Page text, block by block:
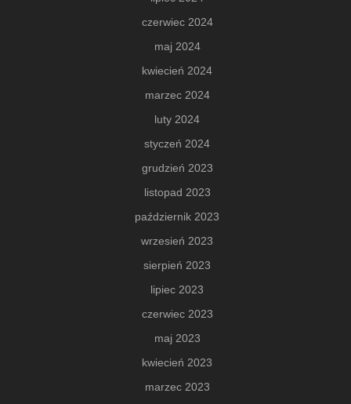
czerwiec 2024
maj 2024
kwiecień 2024
marzec 2024
luty 2024
styczeń 2024
grudzień 2023
listopad 2023
październik 2023
wrzesień 2023
sierpień 2023
lipiec 2023
czerwiec 2023
maj 2023
kwiecień 2023
marzec 2023